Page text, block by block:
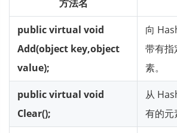
方法名
public virtual void
Add(object key,object
value);
向
带有指
素。
public virtual void
Clear();
从
有的元